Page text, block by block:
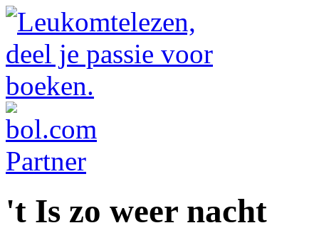
't Is zo weer nacht